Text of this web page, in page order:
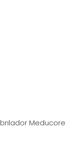
Meducore